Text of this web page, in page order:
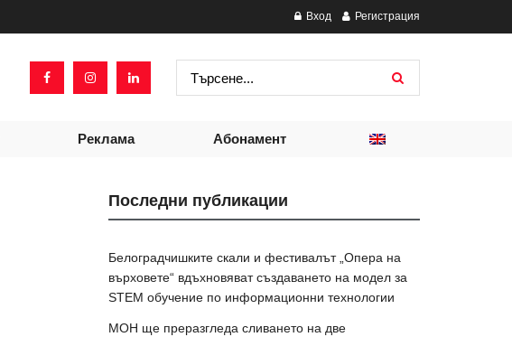
Вход Регистрация
Реклама Абонамент
Последни публикации
Белоградчишките скали и фестивалът „Опера на
върховете“ вдъхновяват създаването на модел за
STEM обучение по информационни технологии
МОН ще преразгледа сливането на две